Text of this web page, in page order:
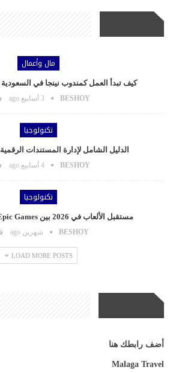
مال وأعمال
كيف تبدأ العمل كمندوب نينجا في
BESHOY 3 أسابيع ago
تكنولوجيا
الدليل الشامل لإدارة المستندات
BESHOY 4 أسابيع ago
تكنولوجيا
مستقبل الألعاب في 2026 بين Epic Games وPlayStation…
BESHOY شهرين ago
LOAD MORE POSTS
أضف رابطك هنا
Malaga Travel